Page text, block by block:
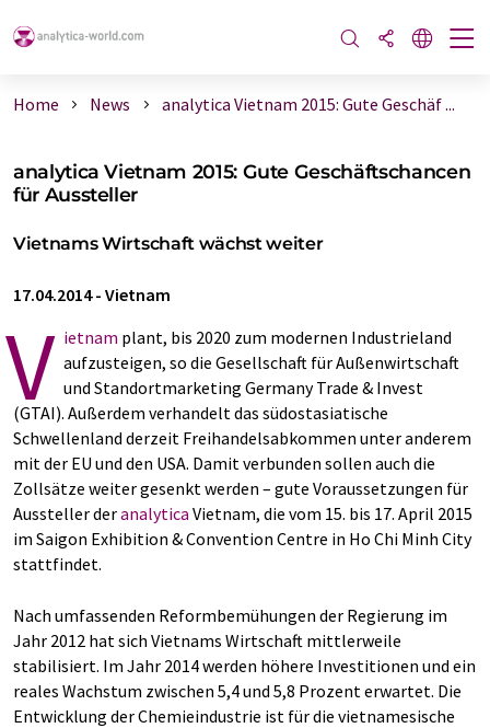
Home News analytica Vietnam 2015: Gute Geschäf ...
analytica Vietnam 2015: Gute Geschäftschancen
für Aussteller
Vietnams Wirtschaft wächst weiter
17.04.2014- Vietnam
V ietnam plant, bis 2020 zum modernen Industrieland
aufzusteigen, so die Gesellschaft für Außenwirtschaft
und Standortmarketing Germany Trade & Invest
(GTAI). Außerdem verhandelt das südostasiatische
Schwellenland derzeit Freihandelsabkommen unter anderem
mit der EU und den USA. Damit verbunden sollen auch die
Zollsätze weiter gesenkt werden – gute Voraussetzungen für
Aussteller deranalytica Vietnam, die vom 15. bis 17. April 2015
im Saigon Exhibition & Convention Centre in Ho Chi Minh City
stattfindet.
Nach umfassenden Reformbemühungen der Regierung im
Jahr 2012 hat sich Vietnams Wirtschaft mittlerweile
stabilisiert. Im Jahr 2014 werden höhere Investitionen und ein
reales Wachstum zwischen 5,4 und 5,8 Prozent erwartet. Die
Entwicklung der Chemieindustrie ist für die vietnamesische